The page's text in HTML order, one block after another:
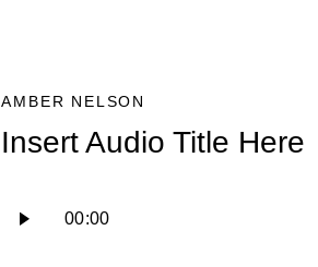
AMBER NELSON
Insert Audio Title Here
de
00:00